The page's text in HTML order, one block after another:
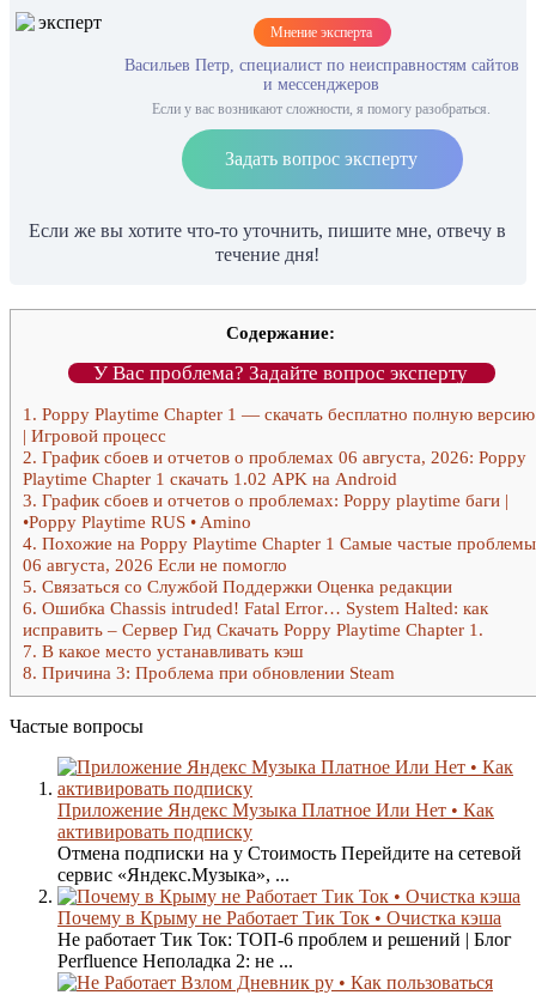
Мнение эксперта
Васильев Петр, специалист по неисправностям сайтов
и мессенджеров
Если у вас возникают сложности, я помогу разобраться.
Задать вопрос эксперту
Если же вы хотите что-то уточнить, пишите мне, отвечу в
течение дня!
Содержание:
У Вас проблема? Задайте вопрос эксперту
1. Poppy Playtime Chapter 1 — скачать бесплатно полную версию
| Игровой процесс
2. График сбоев и отчетов о проблемах 06 августа, 2026: Poppy
Playtime Chapter 1 скачать 1.02 APK на Android
3. График сбоев и отчетов о проблемах: Poppy playtime баги |
•Poppy Playtime RUS • Amino
4. Похожие на Poppy Playtime Chapter 1 Самые частые проблемы
06 августа, 2026 Если не помогло
5. Связаться со Службой Поддержки Оценка редакции
6. Ошибка Chassis intruded! Fatal Error… System Halted: как
исправить – Сервер Гид Скачать Poppy Playtime Chapter 1.
7. В какое место устанавливать кэш
8. Причина 3: Проблема при обновлении Steam
Частые вопросы
Приложение Яндекс Музыка Платное Или Нет • Как
активировать подписку
Отмена подписки на у Стоимость Перейдите на сетевой
сервис «Яндекс.Музыка», ...
Почему в Крыму не Работает Тик Ток • Очистка кэша
Не работает Тик Ток: ТОП-6 проблем и решений | Блог
Perfluence Неполадка 2: не ...